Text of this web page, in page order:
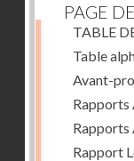
PAGE
TABLE
Table
Avant-
Rapports
Rapports
Rapport